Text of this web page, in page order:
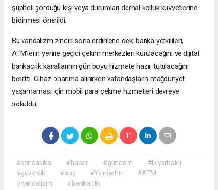
şüpheli gördüğü kişi veya durumları derhal kolluk kuvvetlerine
bildirmesi önerildi.
Bu vandalizm zinciri sona erdirilene dek; banka yetkilileri,
ATM’lerin yerine geçici çekim merkezleri kurulacağını ve dijital
bankacılık kanallarının gün boyu hizmete hazır tutulacağını
belirtti. Cihaz onarıma alınırken vatandaşların mağduriyet
yaşamaması için mobil para çekme hizmetleri devreye
sokuldu.
#sondakika #haber #gündem
#Diyarbakır
#güvenlik
#suç #Yenişehir
#ATM
#vandalizm
#bankacılık